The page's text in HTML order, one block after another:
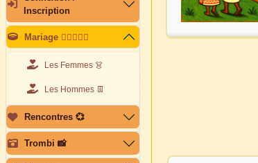
Inscription
Mariage 👩🏽‍❤️‍👨🏽
Les Femmes 👗
Les Hommes 👖
Rencontres 💞
Trombi 📸